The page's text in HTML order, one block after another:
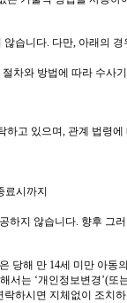
습니다. 다만, 아래의
차와 방법에 따라 수사
고 있으며, 관계 법령
료시까지
하지 않습니다. 향후
당해 만 14세 미만 아
서는 ‘개인정보변경’(
하시면 지체없이 조치